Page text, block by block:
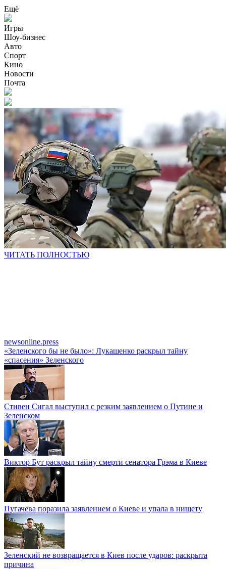
Ещё
Игры
Шоу-бизнес
Авто
Спорт
Кино
Новости
Почта
ЧИТАТЬ ПОЛНОСТЬЮ
newsonline.press
«Зеленского бы не было»: Лукашенко раскрыл тайну
«спасения» Зеленского
Стивен Сигал выступил с резким заявлением о Путине и
Зеленском
Виктор Бут раскрыл тайну смерти сенатора Грэма в Киеве
Пугачева поразила заявлением о Киеве и упала в нищету
Зеленский не возвращается в Киев после ударов: раскрыта
причина